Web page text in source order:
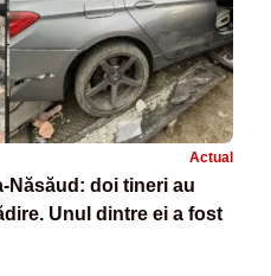
Actual
doi tineri au
Unul dintre ei a fost